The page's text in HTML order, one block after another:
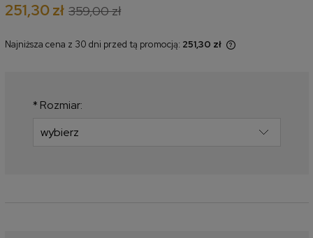
251,30 zł 359,00 zł
Najniższa cena z 30 dni przed tą promocją: 251,30 zł
* Rozmiar: